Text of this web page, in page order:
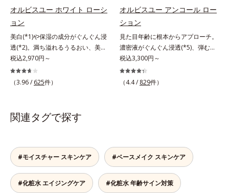
肌成分*6 角層まで*7 うるおいによ
りキメを整えて毛穴を目立たなくす
る*8 すべての方に皮膚刺激がおき
ないというわけではありません※敏
感肌対象パッチテスト済（すべての
人に皮膚刺激がおきないというわけ
ではありません）※弱酸性（ローシ
を食い止めます。またオルビス独自
成分の「ブライトVCコンプレック
ス(*8)」が、透明感を阻害する原因
(*9)にアプローチします。さらに肌
表面のなめらかさやみずみずしさを
サポートするために、肌荒れ防止有
効成分と速効性と持続性、2種の保
によって、肌本来の輝きを生かして
澄み渡る、輝き透明肌を叶えます。
乾性肌）*1 シミ・ソバカスが肌表
面にあらわれること*2 メラニンの
生成を抑え、シミ・ソバカスを防ぐ
*3 うるおいにより透明感のある肌
タミンC(*7)」を採用。肌奥(*6)まで
浸透し、シミやソバカスの原因とな
るメラニンの生成を食い止めます。
またオルビス独自成分の「ブライト
VCコンプレックス(*8)」が、透明感
を阻害する原因(*9)にアプローチし
ます。さらに肌表面のなめらかさや
みずみずしさをサポートするため
プ（脂性肌～普通肌）M＝しっとり
タイプ（普通肌～乾性肌）*1 シ
ミ・ソバカスが肌表面にあらわれる
こと*2 メラニンの生成を抑え、シ
オルビスユー ホワイト ローシ
ョン
美白(*1)や保湿の成分がぐんぐん浸
透(*2)。満ち溢れるうるおい、美肌
がやみつきに。若々しく透明感のあ
る美肌を構成する要素と、年齢肌
(*3)のメラニン生成にアプローチし
ー」の理論を応用し、全方位的に肌
の底上げを図ります。さらに、シミ
な年齢肌の“メラニンメタボ(*4)”に
アプローチして、澄みわたる美肌を
目指します。*1 メラニンの生成を
抑え、シミ・ソバカスを防ぐ*2 角
税込2,970円～
（3.96 / 625件）
オルビスユー アンコール ロー
ション
見た目年齢に根本からアプローチ。
濃密液がぐんぐん浸透(*5)、弾むよ
うな素肌へ。諦めかけていたハリ不
足、うるおい低下に先端科学ケア
(*1)でアプローチするエイジングケ
を感じやすい部位に働きかけ、ハリ
感のある肌へ導きます。さらに、水
でも油でもない第3の成分、even
wateroil（イーブンワテロイル）を
税込3,300円～
（4.4 / 829件）
関連タグで探す
#モイスチャー スキンケア #ベースメイク スキンケア
#化粧水 エイジングケア #化粧水 年齢サイン対策